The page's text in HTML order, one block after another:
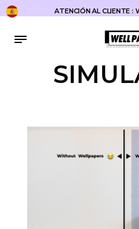
ATENCIÓN AL CLIENTE